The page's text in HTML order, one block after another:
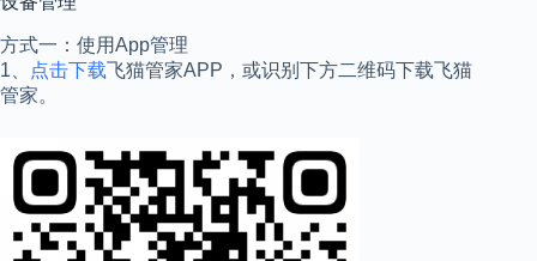
方式一：使用App管理
1、
点击下载飞猫管家APP，或识别下方二维码下载飞猫
管家。